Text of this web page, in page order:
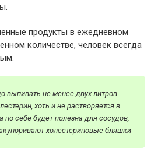
продукты в ежедневном
количестве, человек всегда
выпивать не менее двух литров
хоть и не растворяется в
по себе будет полезна для сосудов,
холестериновые бляшки